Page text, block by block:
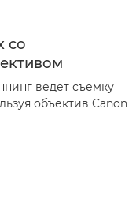
со
ведет съемку
объектив Canon